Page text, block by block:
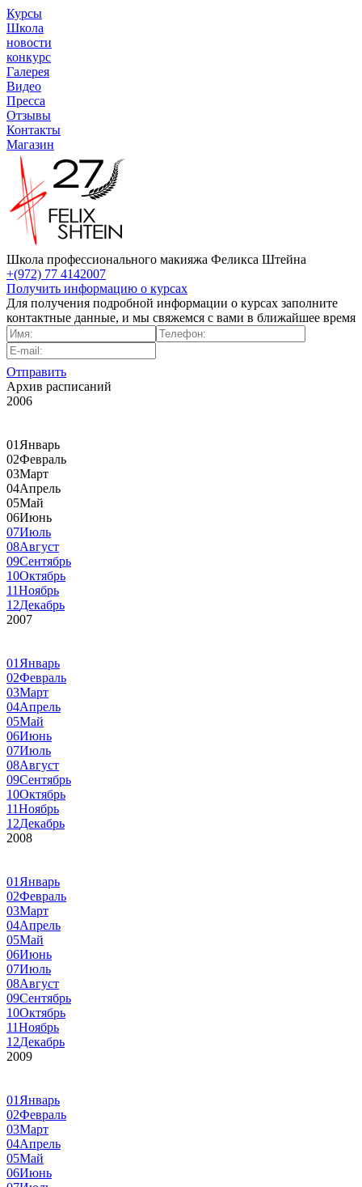
Курсы
Школа
новости
конкурс
Галерея
Видео
Пресса
Отзывы
Контакты
Магазин
Школа профессионального макияжа Феликса Штейна
+(972) 77 4142007
Получить информацию о курсах
Для получения подробной информации о курсах заполните
контактные данные, и мы свяжемся с вами в ближайшее время
Отправить
Архив расписаний
2006
01 Январь
02Февраль
03Март
04Апрель
05Май
06Июнь
07Июль
08Август
09Сентябрь
10Октябрь
11Ноябрь
12Декабрь
2007
01 Январь
02Февраль
03Март
04Апрель
05Май
06Июнь
07Июль
08Август
09Сентябрь
10Октябрь
11Ноябрь
12Декабрь
2008
01 Январь
02Февраль
03Март
04Апрель
05Май
06Июнь
07Июль
08Август
09Сентябрь
10Октябрь
11Ноябрь
12Декабрь
2009
01 Январь
02Февраль
03Март
04Апрель
05Май
06Июнь